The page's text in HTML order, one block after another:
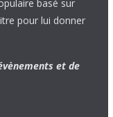
basé sur
pour lui donner
et de